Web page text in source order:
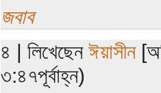
জবাব
৪ | লিখেছেন ঈয়াসীন
৩:৪৭পূর্বাহ্ন)